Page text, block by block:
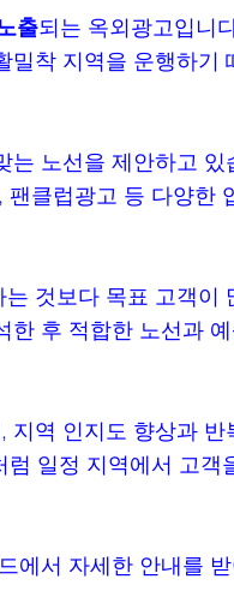
출되는 옥외광고입니
밀착 지역을 운행하기
는 노선을 제안하고 있
클럽광고 등 다양한
것보다 목표 고객이
한 후 적합한 노선과
역 인지도 향상과 반
일정 지역에서 고객
에서 자세한 안내를